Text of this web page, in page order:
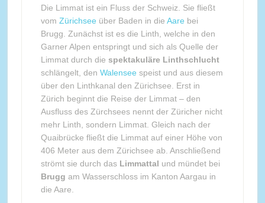
Die Limmat ist ein Fluss der Schweiz. Sie fließt
vom Zürichsee über Baden in die Aare bei
Brugg. Zunächst ist es die Linth, welche in den
Garner Alpen entspringt und sich als Quelle der
Limmat durch die spektakuläre Linthschlucht
schlängelt, den Walensee speist und aus diesem
über den Linthkanal den Zürichsee. Erst in
Zürich beginnt die Reise der Limmat – den
Ausfluss des Zürchsees nennt der Züricher nicht
mehr Linth, sondern Limmat. Gleich nach der
Quaibrücke fließt die Limmat auf einer Höhe von
406 Meter aus dem Zürichsee ab. Anschließend
strömt sie durch das Limmattal und mündet bei
Brugg am Wasserschloss im Kanton Aargau in
die Aare.